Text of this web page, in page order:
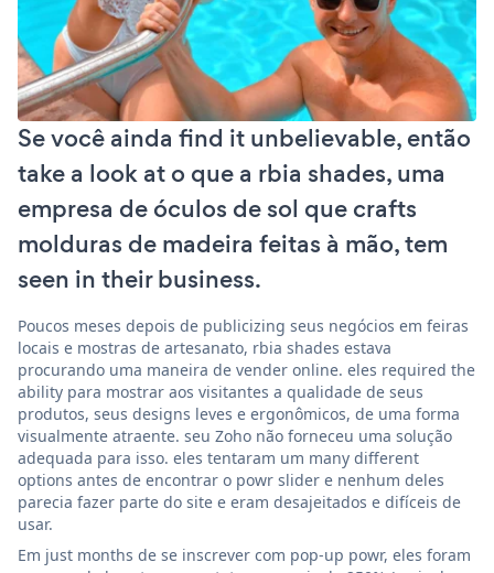
Se você ainda find it unbelievable, então
take a look at o que a rbia shades, uma
empresa de óculos de sol que crafts
molduras de madeira feitas à mão, tem
seen in their business.
Poucos meses depois de publicizing seus negócios em feiras
locais e mostras de artesanato, rbia shades estava
procurando uma maneira de vender online. eles required the
ability para mostrar aos visitantes a qualidade de seus
produtos, seus designs leves e ergonômicos, de uma forma
visualmente atraente. seu Zoho não forneceu uma solução
adequada para isso. eles tentaram um many different
options antes de encontrar o powr slider e nenhum deles
parecia fazer parte do site e eram desajeitados e difíceis de
usar.
Em just months de se inscrever com pop-up powr, eles foram